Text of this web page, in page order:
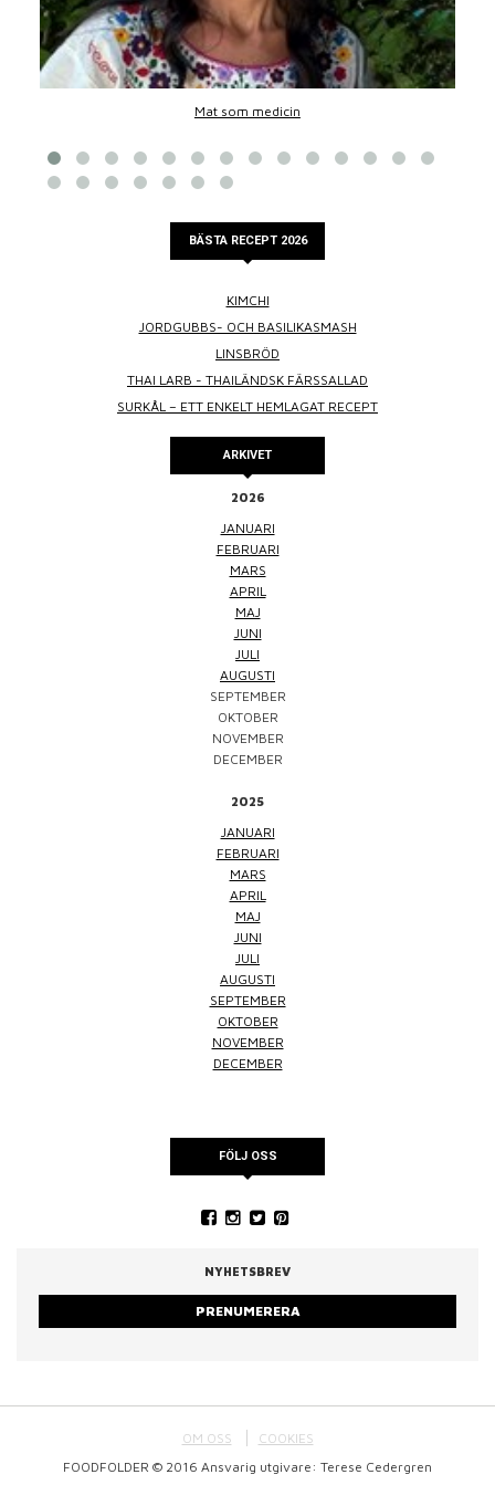
Mat som medicin
BÄSTA RECEPT 2026
KIMCHI
JORDGUBBS- OCH BASILIKASMASH
LINSBRÖD
THAI LARB - THAILÄNDSK FÄRSSALLAD
SURKÅL – ETT ENKELT HEMLAGAT RECEPT
ARKIVET
2026
JANUARI
FEBRUARI
MARS
APRIL
MAJ
JUNI
JULI
AUGUSTI
SEPTEMBER
OKTOBER
NOVEMBER
DECEMBER
2025
JANUARI
FEBRUARI
MARS
APRIL
MAJ
JUNI
JULI
AUGUSTI
SEPTEMBER
OKTOBER
NOVEMBER
DECEMBER
FÖLJ OSS
NYHETSBREV
PRENUMERERA
OM OSS
COOKIES
FOODFOLDER © 2016 Ansvarig utgivare: Terese Cedergren